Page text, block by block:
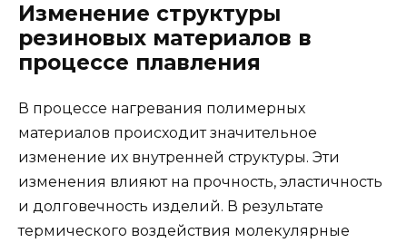
Изменение структуры
резиновых материалов в
процессе плавления
В процессе нагревания полимерных
материалов происходит значительное
изменение их внутренней структуры. Эти
изменения влияют на прочность, эластичность
и долговечность изделий. В результате
термического воздействия молекулярные